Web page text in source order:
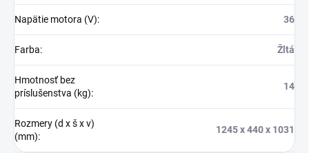
Napätie motora (V): 36
Farba: Žltá
Hmotnosť bez
príslušenstva (kg):
14
Rozmery (d x š x v)
(mm):
1245 x 440 x 1031